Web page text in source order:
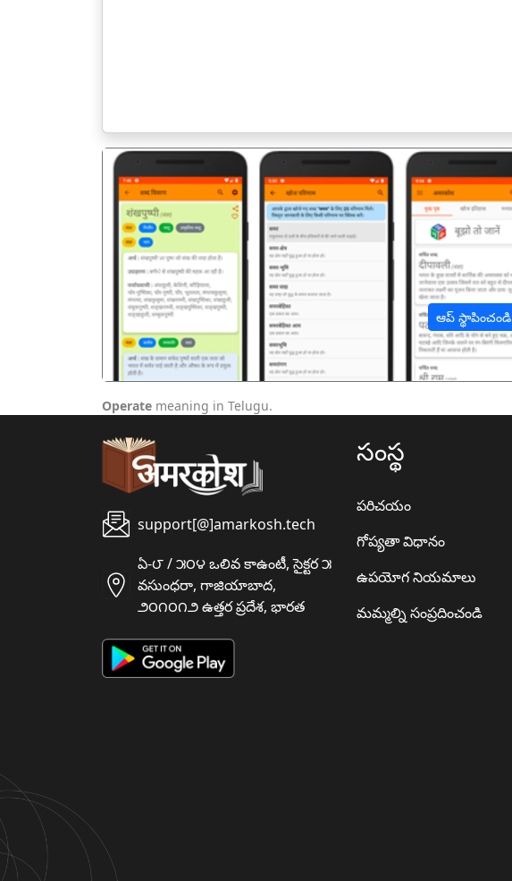
ఆప్ స్థాపించండి
पिछला
Operate meaning in Telugu.
support[@]amarkosh.tech
ఏ-౮ / ౫౦౪ ఒలివ కాఉంటీ, సైక్టర ౫
వసుంధరా, గాజియాబాద,
౨౦౧౦౧౨ ఉత్తర ప్రదేశ, భారత
సంస్థ
పరిచయం
గోప్యతా విధానం
ఉపయోగ నియమాలు
మమ్మల్ని సంప్రదించండి